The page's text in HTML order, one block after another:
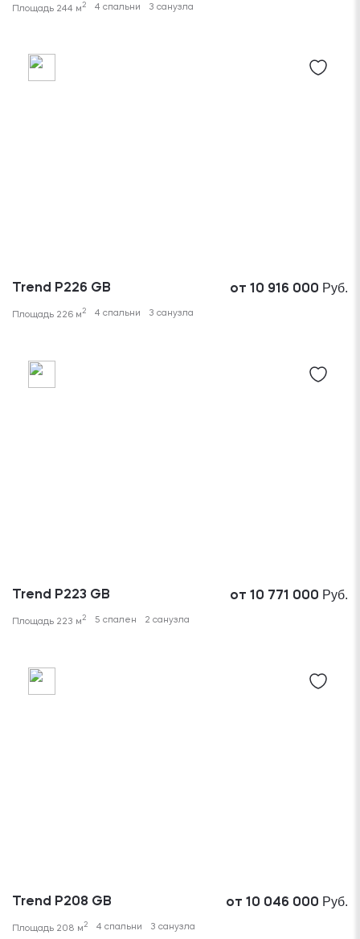
Площадь 244 м2 4 спальни 3 санузла
Trend P226 GB от 10 916 000 Руб.
Площадь 226 м2 4 спальни 3 санузла
Trend P223 GB от 10 771 000 Руб.
Площадь 223 м2 5 спален 2 санузла
Trend P208 GB от 10 046 000 Руб.
Площадь 208 м2 4 спальни 3 санузла